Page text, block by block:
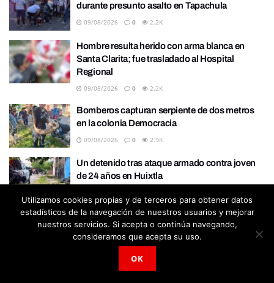
durante presunto asalto en Tapachula
09/08/2026 0 2.2K
Hombre resulta herido con arma blanca en
Santa Clarita; fue trasladado al Hospital
Regional
09/08/2026 0 2.2K
Bomberos capturan serpiente de dos metros
en la colonia Democracia
09/08/2026 0 2.9K
Un detenido tras ataque armado contra joven
de 24 años en Huixtla
Choque en la carretera Costera deja cuatro
lesionados y cuantiosos daños materiales
0 2.3K
Aseguran en Tapachula a salvadoreño
Utilizamos cookies propias y de terceros para obtener datos
estadísticos de la navegación de nuestros usuarios y mejorar
nuestros servicios. Si acepta o continúa navegando,
consideramos que acepta su uso.
OK